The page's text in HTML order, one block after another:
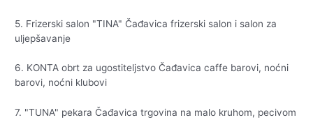
5. Frizerski salon "TINA" Čađavica frizerski salon i salon za
uljepšavanje
6. KONTA obrt za ugostiteljstvo Čađavica caffe barovi, noćni
barovi, noćni klubovi
7. "TUNA" pekara Čađavica trgovina na malo kruhom, pecivom